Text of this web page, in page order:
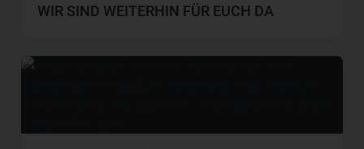
WIR SIND WEITERHIN FÜR EUCH DA